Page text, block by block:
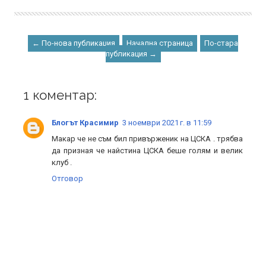
← По-нова публикация Начална страница
По-стара
публикация →
1 коментар:
Блогът Красимир 3 ноември 2021 г. в 11:59
Макар че не съм бил привърженик на ЦСКА . трябва
да призная че найстина ЦСКА беше голям и велик
клуб .
Отговор